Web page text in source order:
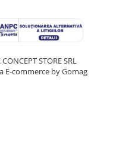
STORE SRL
E-commerce by Gomag